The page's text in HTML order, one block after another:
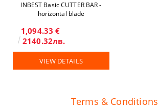
INBEST Basic CUTTER BAR -
horizontal blade
1,094.33 €
2140.32лв.
VIEW DETAILS
Terms & Conditions